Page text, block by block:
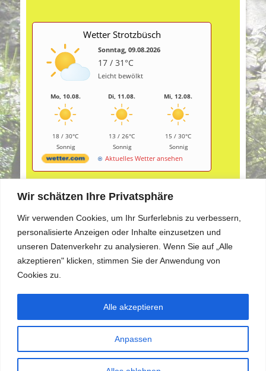
Wir schätzen Ihre Privatsphäre
Wir verwenden Cookies, um Ihr Surferlebnis zu verbessern,
personalisierte Anzeigen oder Inhalte einzusetzen und
unseren Datenverkehr zu analysieren. Wenn Sie auf „Alle
akzeptieren" klicken, stimmen Sie der Anwendung von
Cookies zu.
Anpassen
Alle akzeptieren
Wetter Strotzbüsch
Sonntag, 09.08.2026
17 / 31°C
Leicht bewölkt
Mo, 10.08.
18 / 30°C
Sonnig
Di, 11.08.
13 / 26°C
Sonnig
Mi, 12.08.
15 / 30°C
Sonnig
Aktuelles Wetter ansehen
Aktuelle Fotogalerie